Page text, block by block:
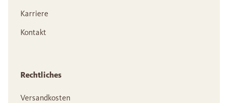
Karriere
Kontakt
Rechtliches
Versandkosten